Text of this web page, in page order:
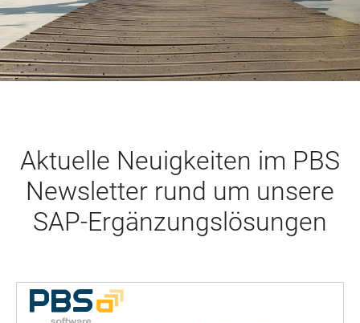
Aktuelle Neuigkeiten im PBS
Newsletter rund um unsere
SAP-Ergänzungslösungen